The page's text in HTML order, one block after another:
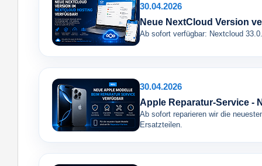
30.04.2026
Neue NextCloud Version
Ab sofort verfügbar: Nextcloud
30.04.2026
Apple Reparatur-Service -
Ab sofort reparieren wir die
Ersatzteilen.